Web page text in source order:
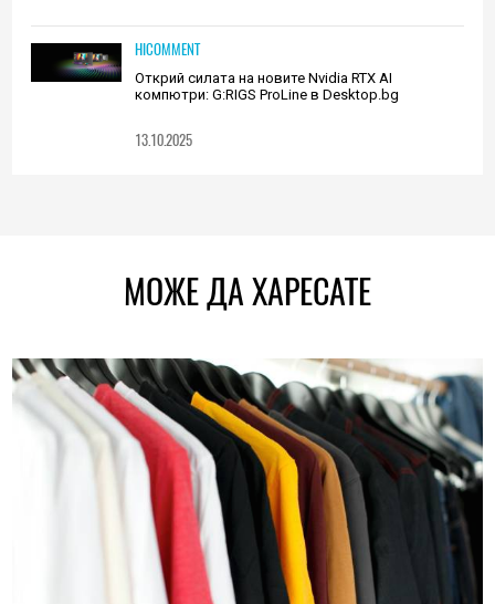
HICOMMENT
Открий силата на новите Nvidia RTX AI
компютри: G:RIGS ProLine в Desktop.bg
13.10.2025
МОЖЕ ДА ХАРЕСАТЕ